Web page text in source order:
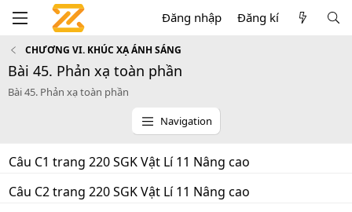
Đăng nhập Đăng kí
CHƯƠNG VI. KHÚC XẠ ÁNH SÁNG
Bài 45. Phản xạ toàn phần
Bài 45. Phản xạ toàn phần
Navigation
Câu C1 trang 220 SGK Vật Lí 11 Nâng cao
Câu C2 trang 220 SGK Vật Lí 11 Nâng cao